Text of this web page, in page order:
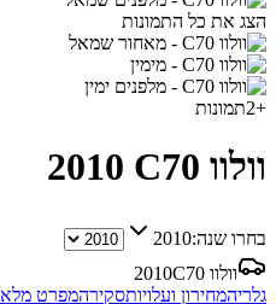
הצג את כל התמונות
+
2תמונות
וולוו C70 2010
בחרו שנה:2010
וולוו C70
2010
גלריהמחירון ועלויותסקירהמפרט מלא